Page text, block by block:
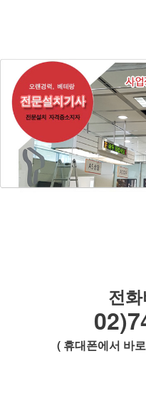
전
( 휴대폰에서 바